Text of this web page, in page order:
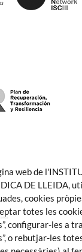
web de
DE LLEIDA,
cookies
totes les
configurar-les a
o rebutjar-les